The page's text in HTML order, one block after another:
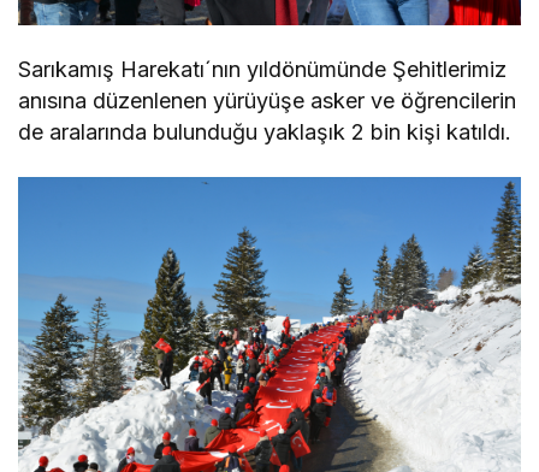
Sarıkamış Harekatı´nın yıldönümünde Şehitlerimiz
anısına düzenlenen yürüyüşe asker ve öğrencilerin
de aralarında bulunduğu yaklaşık 2 bin kişi katıldı.